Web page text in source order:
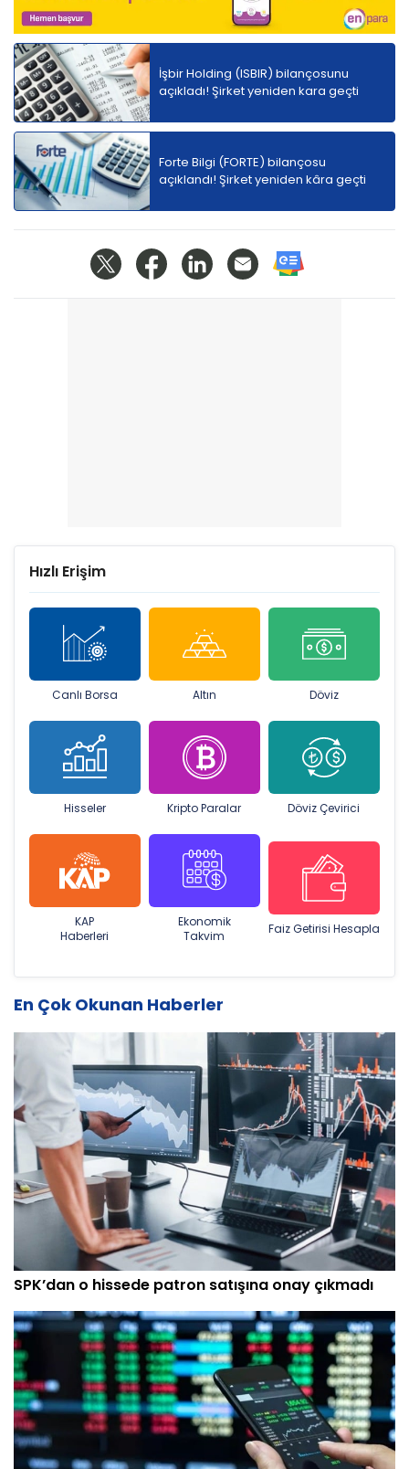
İşbir Holding (ISBIR) bilançosunu
açıkladı! Şirket yeniden kara geçti
Forte Bilgi (FORTE) bilançosu
açıklandı! Şirket yeniden kâra geçti
Hızlı Erişim
Canlı Borsa Altın Döviz
Hisseler Kripto Paralar Döviz Çevirici
KAP
Haberleri
Ekonomik
Takvim
Faiz Getirisi Hesapla
En Çok Okunan Haberler
SPK’dan o hissede patron satışına onay çıkmadı